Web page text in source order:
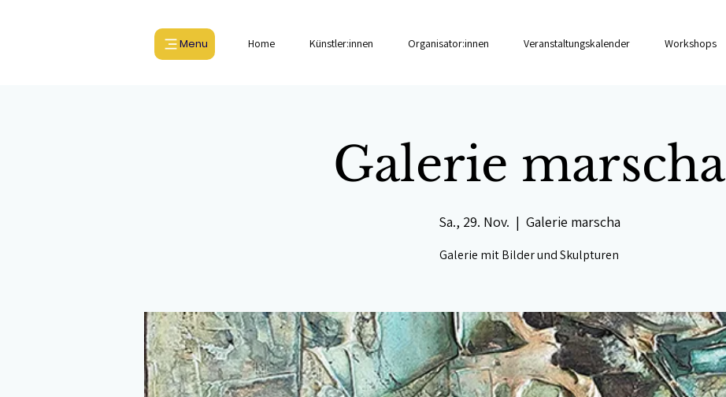
Menu Home Künstler:innen Organisator:innen Veranstaltungskalender Workshops
Galerie marscha
Sa., 29. Nov.
  |
Galerie marscha
Galerie mit Bilder und Skulpturen